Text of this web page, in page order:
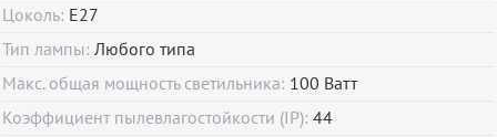
Цоколь: E27
Тип лампы:Любого типа
Макс. общая мощность светильника: 100 Ватт
Коэффициент пылевлагостойкости (IP):44